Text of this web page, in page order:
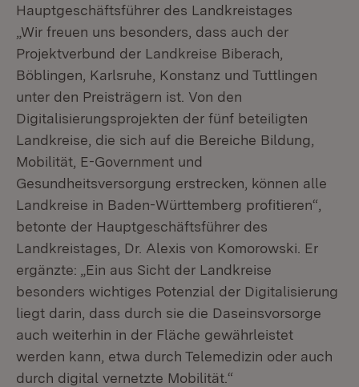
Hauptgeschäftsführer des Landkreistages
„Wir freuen uns besonders, dass auch der
Projektverbund der Landkreise Biberach,
Böblingen, Karlsruhe, Konstanz und Tuttlingen
unter den Preisträgern ist. Von den
Digitalisierungsprojekten der fünf beteiligten
Landkreise, die sich auf die Bereiche Bildung,
Mobilität, E-Government und
Gesundheitsversorgung erstrecken, können alle
Landkreise in Baden-Württemberg profitieren“,
betonte der Hauptgeschäftsführer des
Landkreistages, Dr. Alexis von Komorowski. Er
ergänzte: „Ein aus Sicht der Landkreise
besonders wichtiges Potenzial der Digitalisierung
liegt darin, dass durch sie die Daseinsvorsorge
auch weiterhin in der Fläche gewährleistet
werden kann, etwa durch Telemedizin oder auch
durch digital vernetzte Mobilität.“